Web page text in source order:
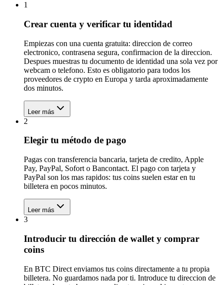
1
Crear cuenta y verificar tu identidad
Empiezas con una cuenta gratuita: direccion de correo
electronico, contrasena segura, confirmacion de la direccion.
Despues muestras tu documento de identidad una sola vez por
webcam o telefono. Esto es obligatorio para todos los
proveedores de crypto en Europa y tarda aproximadamente
dos minutos.
Leer más
2
Elegir tu método de pago
Pagas con transferencia bancaria, tarjeta de credito, Apple
Pay, PayPal, Sofort o Bancontact. El pago con tarjeta y
PayPal son los mas rapidos: tus coins suelen estar en tu
billetera en pocos minutos.
Leer más
3
Introducir tu dirección de wallet y comprar
coins
En BTC Direct enviamos tus coins directamente a tu propia
billetera. No guardamos nada por ti. Introduce tu direccion de